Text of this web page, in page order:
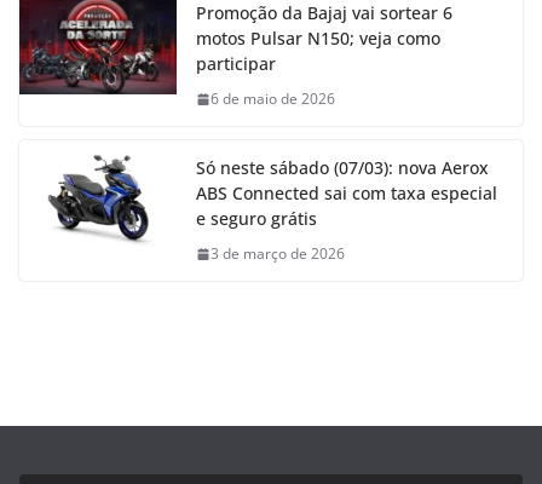
Promoção da Bajaj vai sortear 6
motos Pulsar N150; veja como
participar
6 de maio de 2026
Só neste sábado (07/03): nova Aerox
ABS Connected sai com taxa especial
e seguro grátis
3 de março de 2026